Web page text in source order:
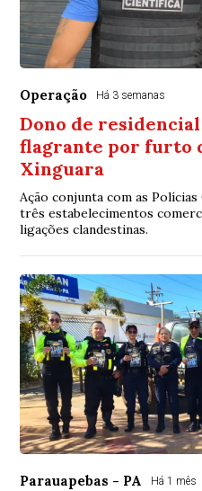
Operação Há 3 semanas
Dono de
flagrante por furto
Xinguara
Ação conjunta com as
três estabelecimentos
ligações clandestinas.
Parauapebas - PA Há 1 mês